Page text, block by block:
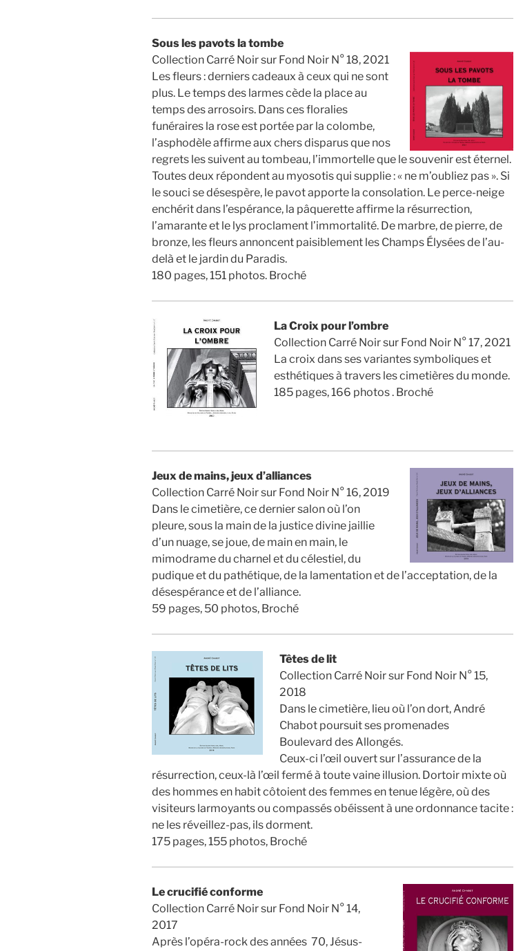
Sous les pavots la tombe
Collection Carré Noir sur Fond Noir N° 18, 2021
Les fleurs : derniers cadeaux à ceux qui ne sont
plus. Le temps des larmes cède la place au
temps des arrosoirs. Dans ces floralies
funéraires la rose est portée par la colombe,
l’asphodèle affirme aux chers disparus que nos
regrets les suivent au tombeau, l’immortelle que le souvenir est éternel.
Toutes deux répondent au myosotis qui supplie : « ne m’oubliez pas ». Si
le souci se désespère, le pavot apporte la consolation. Le perce-neige
enchérit dans l’espérance, la pâquerette affirme la résurrection,
l’amarante et le lys proclament l’immortalité. De marbre, de pierre, de
bronze, les fleurs annoncent paisiblement les Champs Élysées de l’au-
delà et le jardin du Paradis.
180 pages, 151 photos. Broché
La Croix pour l’ombre
Collection Carré Noir sur Fond Noir N° 17, 2021
La croix dans ses variantes symboliques et
esthétiques à travers les cimetières du monde.
185 pages, 166 photos . Broché
Jeux de mains, jeux d’alliances
Collection Carré Noir sur Fond Noir N° 16, 2019
Dans le cimetière, ce dernier salon où l’on
pleure, sous la main de la justice divine jaillie
d’un nuage, se joue, de main en main, le
mimodrame du charnel et du célestiel, du
pudique et du pathétique, de la lamentation et de l’acceptation, de la
désespérance et de l’alliance.
59 pages, 50 photos, Broché
Têtes de lit
Collection Carré Noir sur Fond Noir N° 15,
2018
Dans le cimetière, lieu où l’on dort, André
Chabot poursuit ses promenades
Boulevard des Allongés.
Ceux-ci l’œil ouvert sur l’assurance de la
résurrection, ceux-là l’œil fermé à toute vaine illusion. Dortoir mixte où
des hommes en habit côtoient des femmes en tenue légère, où des
visiteurs larmoyants ou compassés obéissent à une ordonnance tacite :
ne les réveillez-pas, ils dorment.
175 pages, 155 photos, Broché
Le crucifié conforme
Collection Carré Noir sur Fond Noir N° 14,
2017
Après l’opéra-rock des années 70, Jésus-